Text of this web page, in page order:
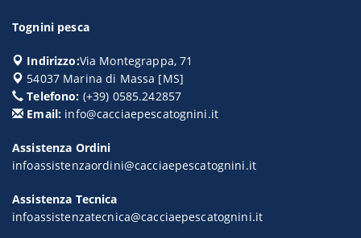
Tognini pesca
Indirizzo:Via Montegrappa, 71
54037 Marina di Massa [MS]
Telefono: (+39) 0585.242857
Email: info@cacciaepescatognini.it
Assistenza Ordini
infoassistenzaordini@cacciaepescatognini.it
Assistenza Tecnica
infoassistenzatecnica@cacciaepescatognini.it